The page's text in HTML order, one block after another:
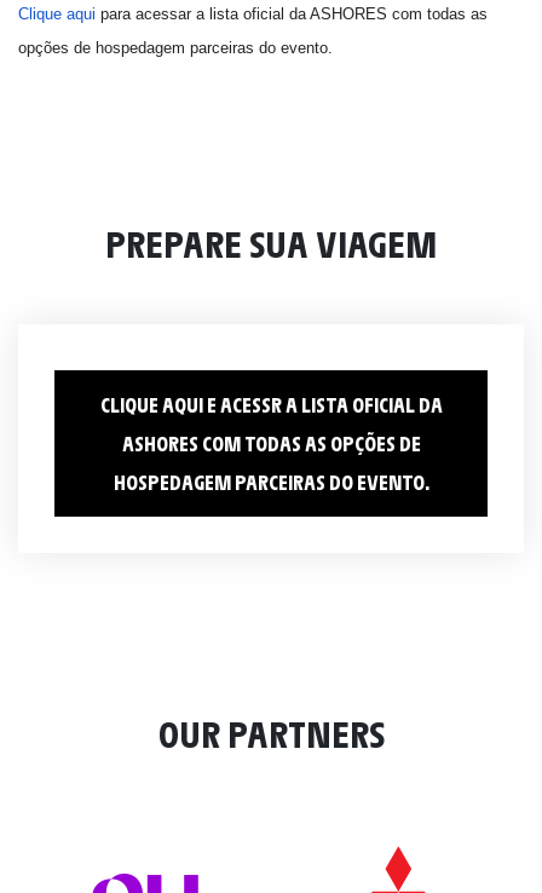
Clique aqui para acessar a lista oficial da ASHORES com todas as
opções de hospedagem parceiras do evento.
PREPARE SUA VIAGEM
CLIQUE AQUI E ACESSR A LISTA OFICIAL DA
ASHORES COM TODAS AS OPÇÕES DE
HOSPEDAGEM PARCEIRAS DO EVENTO.
OUR PARTNERS